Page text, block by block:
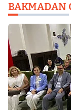
BAKMADAN